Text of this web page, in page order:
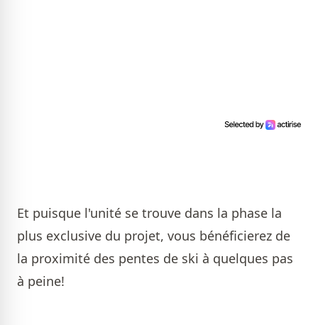
Et puisque l'unité se trouve dans la phase la
plus exclusive du projet, vous bénéficierez de
la proximité des pentes de ski à quelques pas
à peine!